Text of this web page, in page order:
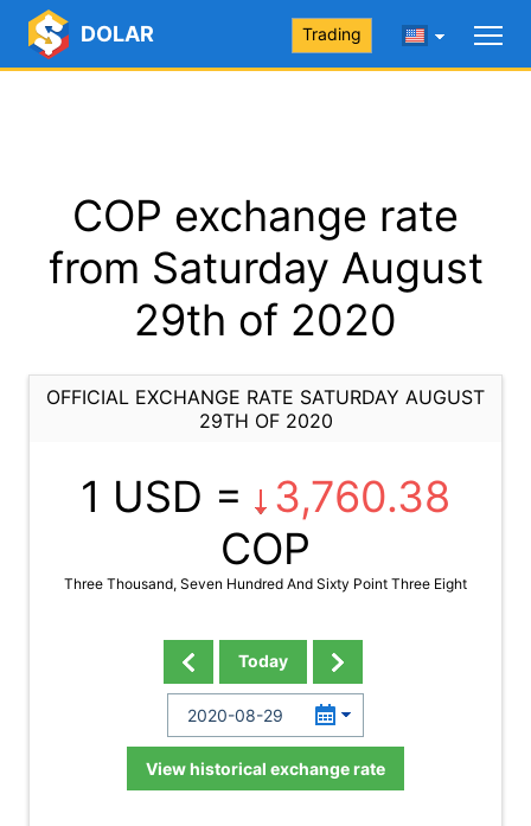
DOLAR Trading
COP exchange rate
from Saturday August
29th of 2020
OFFICIAL EXCHANGE RATE SATURDAY AUGUST
29TH OF 2020
1 USD =
3,760.38
COP
Three Thousand, Seven Hundred And Sixty Point Three Eight
Today
View historical exchange rate